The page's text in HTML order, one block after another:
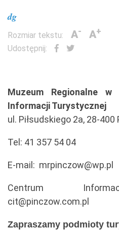
dg
Rozmiar tekstu: A- A+
Udostępnij:
Muzeum Regionalne
Informacji Turystycznej
ul. Piłsudskiego 2a, 28-400
Tel: 41 357 54 04
E-mail: mrpinczow@wp.pl
Centrum
cit@pinczow.com.pl
Zapraszamy podmioty